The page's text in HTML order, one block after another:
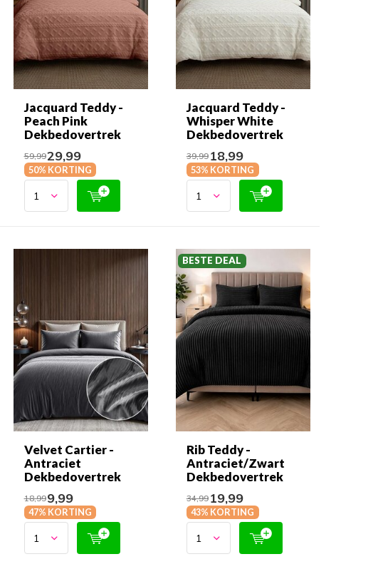
Jacquard Teddy -
Peach Pink
Dekbedovertrek
59,9929,99
50% KORTING
Jacquard Teddy -
Whisper White
Dekbedovertrek
39,9918,99
53% KORTING
Velvet Cartier -
Antraciet
Dekbedovertrek
18,999,99
47% KORTING
Rib Teddy -
Antraciet/Zwart
Dekbedovertrek
BESTE DEAL
34,9919,99
43% KORTING